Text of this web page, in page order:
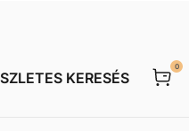
KERESÉS
0